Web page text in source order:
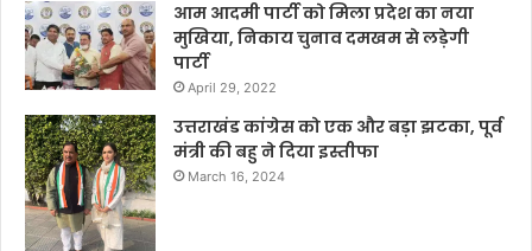
आम आदमी पार्टी को मिला प्रदेश का नया
मुखिया, निकाय चुनाव दमखम से लड़ेगी
पार्टी
April 29, 2022
उत्तराखंड कांग्रेस को एक और बड़ा झटका, पूर्व
मंत्री की बहु ने दिया इस्तीफा
March 16, 2024